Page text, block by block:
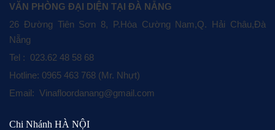
VĂN PHÒNG ĐẠI DIỆN TẠI ĐÀ NẴNG
26 Đường Tiên Sơn 8, P.Hòa Cường Nam,Q. Hải Châu,Đà
Nẵng
Tel : 023.62 48 58 68
Hotline: 0965 463 768 (Mr. Nhựt)
Email: Vinafloordanang@gmail.com
Chi Nhánh HÀ NỘI